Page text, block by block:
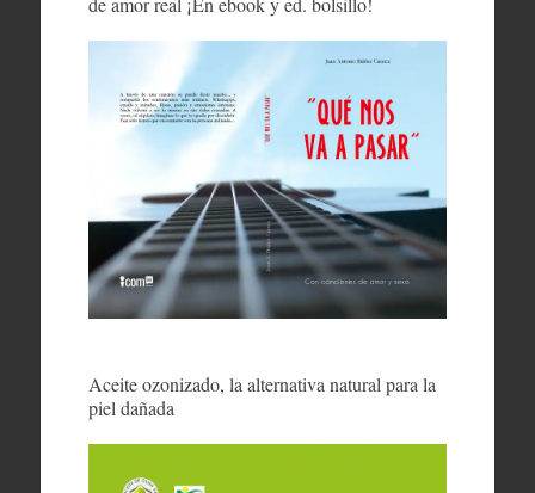
Aceite ozonizado, la alternativa natural para la
piel dañada